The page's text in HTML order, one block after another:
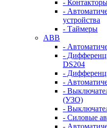
-
-
устройства
- Таймеры
ABB
-
-
DS204
-
-
-
(УЗО)
-
- Силовые
-